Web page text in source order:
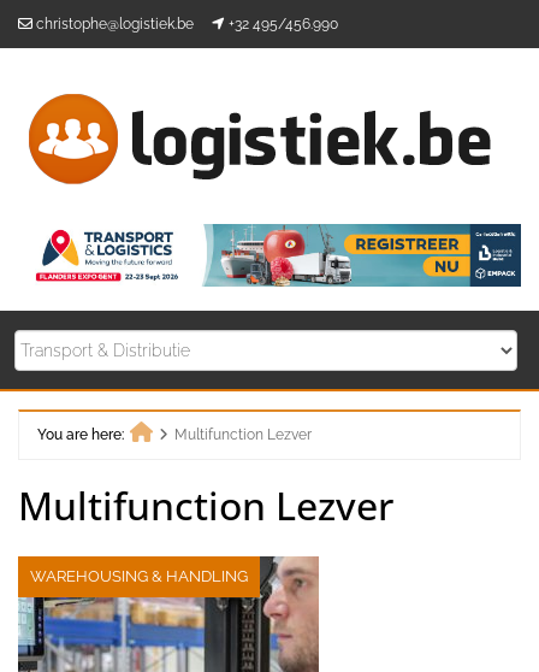
christophe@logistiek.be +32 495/456.990
You are here:
Multifunction Lezver
Multifunction Lezver
WAREHOUSING & HANDLING